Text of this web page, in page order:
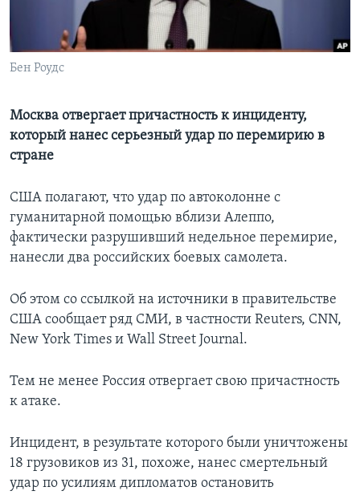
Learning English
СОЦИАЛЬНЫЕ СЕТИ
Языки
Бен Роудс
Москва отвергает причастность к инциденту,
который нанес серьезный удар по перемирию в
стране
США полагают, что удар по автоколонне с
гуманитарной помощью вблизи Алеппо,
фактически разрушивший недельное перемирие,
нанесли два российских боевых самолета.
Об этом со ссылкой на источники в правительстве
США сообщает ряд СМИ, в частности Reuters, CNN,
New York Times и Wall Street Journal.
Тем не менее Россия отвергает свою причастность
к атаке.
Инцидент, в результате которого были уничтожены
18 грузовиков из 31, похоже, нанес смертельный
удар по усилиям дипломатов остановить